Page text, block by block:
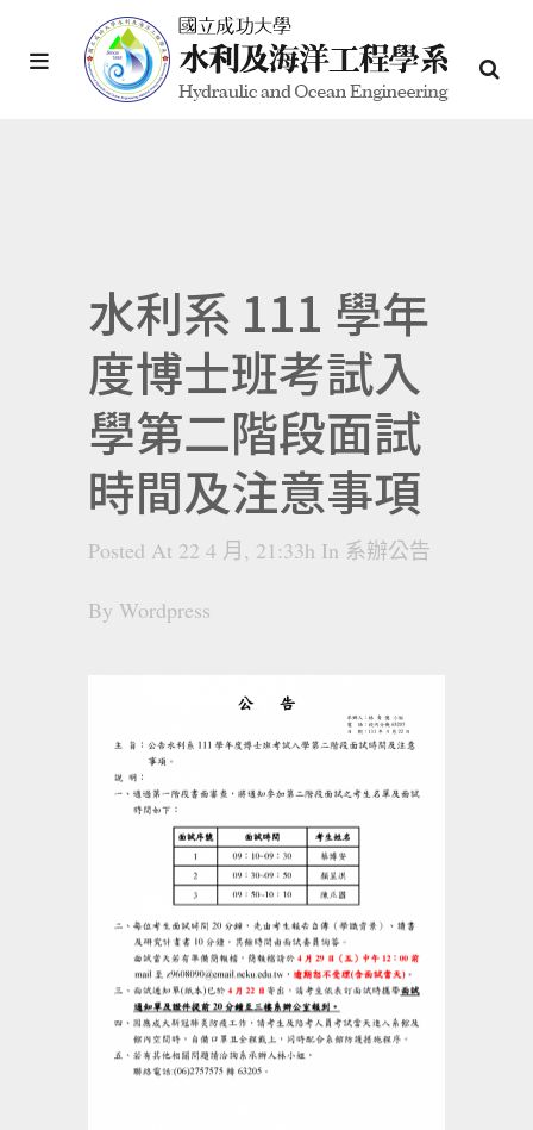
水利系 111 學年
度博士班考試入
學第二階段面試
時間及注意事項
Posted At 22 4 月, 21:33h In 系辦公告
By Wordpress